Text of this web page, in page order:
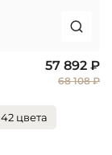
57 892 ₽
68 108 ₽
42 цвета